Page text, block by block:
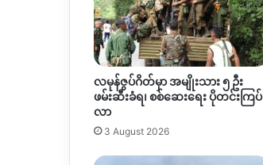
လမုန်ဇွပ်ဂိတ်မှာ အမျိုးသား ၅ ဦး
ဖမ်းဆီးခံရ၊ စစ်ဆေးရေး ပိုတင်းကြပ်
လာ
3 August 2026